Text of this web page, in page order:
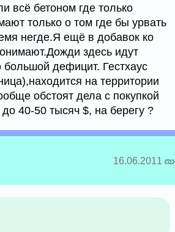
всё бетоном где только
только о том где бы урвать
негде.Я ещё в добавок ко
здесь идут
большой дефицит. Гестхаус
на территории
обстоят дела с покупкой
40-50 тысяч $, на берегу ?
16.06.2011